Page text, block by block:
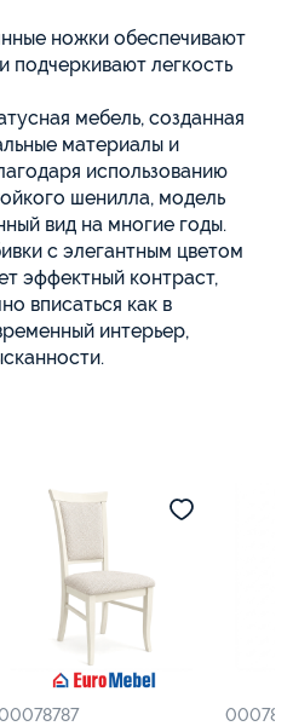
ножки обеспечивают
подчеркивают легкость
мебель, созданная
материалы и
использованию
шенилла, модель
вид на многие годы.
с элегантным цветом
эффектный контраст,
вписаться как в
интерьер,